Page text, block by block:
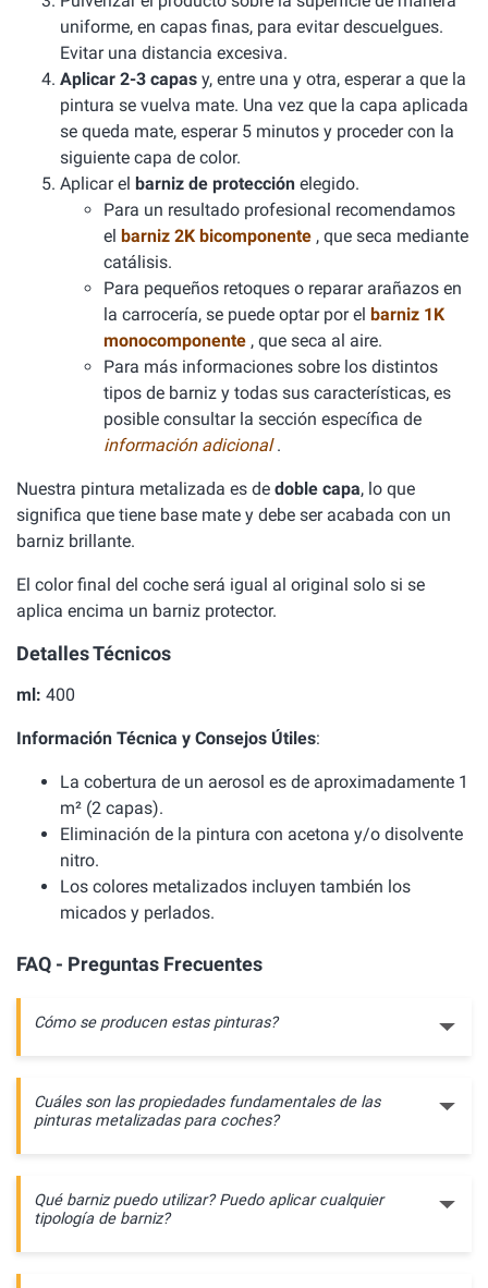
uniforme, en capas finas, para evitar descuelgues.
Evitar una distancia excesiva.
Aplicar 2-3 capas y, entre una y otra, esperar a que la
pintura se vuelva mate. Una vez que la capa aplicada
se queda mate, esperar 5 minutos y proceder con la
siguiente capa de color.
Aplicar el barniz de protección elegido.
Para un resultado profesional recomendamos
el barniz 2K bicomponente , que seca mediante
catálisis.
Para pequeños retoques o reparar arañazos en
la carrocería, se puede optar por el barniz 1K
monocomponente , que seca al aire.
Para más informaciones sobre los distintos
tipos de barniz y todas sus características, es
posible consultar la sección específica de
información adicional.
Nuestra pintura metalizada es de doble capa, lo que
significa que tiene base mate y debe ser acabada con un
barniz brillante.
El color final del coche será igual al original solo si se
aplica encima un barniz protector.
Detalles Técnicos
ml: 400
Información Técnica y Consejos Útiles:
La cobertura de un aerosol es de aproximadamente 1
m² (2 capas).
Eliminación de la pintura con acetona y/o disolvente
nitro.
Los colores metalizados incluyen también los
micados y perlados.
FAQ - Preguntas Frecuentes
Cómo se producen estas pinturas?
Cuáles son las propiedades fundamentales de las
pinturas metalizadas para coches?
Qué barniz puedo utilizar? Puedo aplicar cualquier
tipología de barniz?